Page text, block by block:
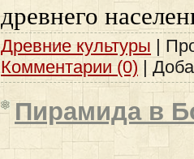
древнего
Древние культуры |
Комментарии (0) |
Пирамида в